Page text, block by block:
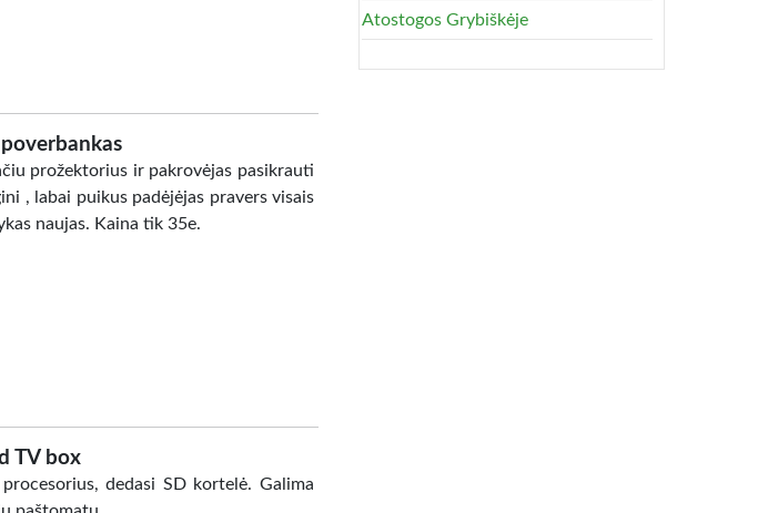
prožektorius ir pakrovėjas pasikrauti
, labai puikus padėjėjas pravers visais
naujas. Kaina tik 35e.
TV box
dedasi SD kortelė. Galima
Atostogos Grybiškėje